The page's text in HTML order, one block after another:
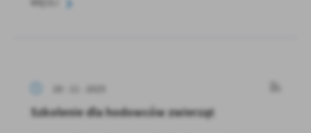
28 - 11 - 2025
Szkolenie dla hodowców zwierząt